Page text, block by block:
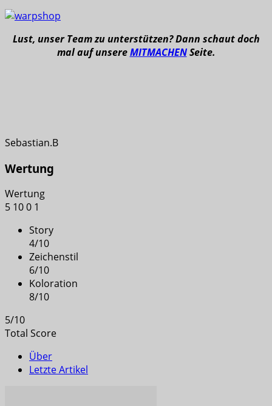
Lust, unser Team zu unterstützen? Dann schaut doch
mal auf unsereMITMACHENSeite.
Sebastian.B
Wertung
Wertung
5 100 1
Story
4/10
Zeichenstil
6/10
Koloration
8/10
5/10
Total Score
Über
Letzte Artikel